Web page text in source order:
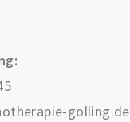
golling.de